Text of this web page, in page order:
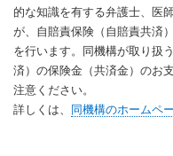
的な知識を有する弁護士、医
が、自賠責保険（自賠責共済
を行います。同機構が取り扱
済）の保険金（共済金）のお
注意ください。
詳しくは、 同機構のホームペ